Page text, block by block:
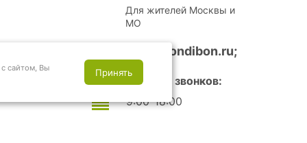
Для жителей Москвы и
МО
info@bondibon.ru;
Время приема звонков:
9:00-18:00
сайтом, Вы
Принять